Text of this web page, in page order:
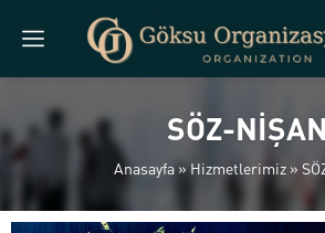
SÖZ-NİŞAN
Anasayfa »Hizmetlerimiz »